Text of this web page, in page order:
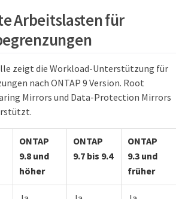
Arbeitslasten für
zeigt die Workload-Unterstützung für
nach ONTAP 9 Version. Root
Mirrors und Data-Protection Mirrors
ONTAP
9.8 und
höher
ONTAP
9.7 bis 9.4
ONTAP
9.3 und
früher